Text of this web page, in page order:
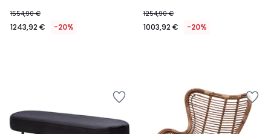
1554,90 €
1243,92 € -20%
1254,90 €
1003,92 € -20%